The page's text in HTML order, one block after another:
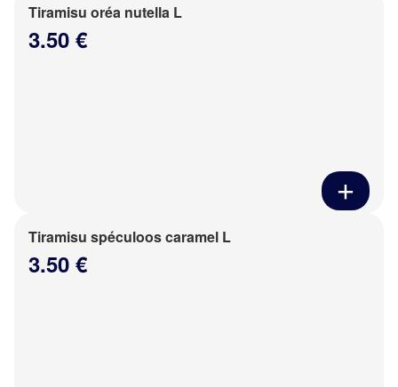
Tiramisu oréa nutella L
3.50 €
Tiramisu spéculoos caramel L
3.50 €